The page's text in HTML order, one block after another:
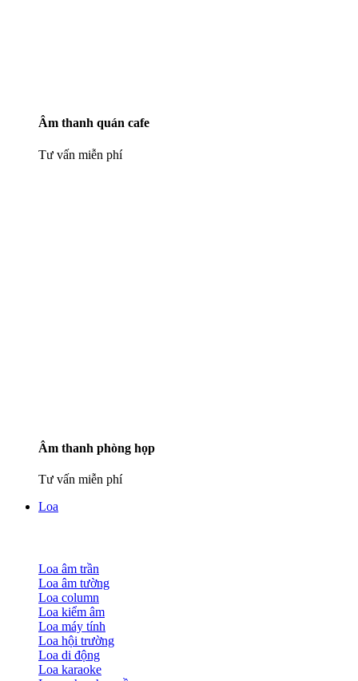
Âm thanh quán cafe
Tư vấn miễn phí
Âm thanh phòng họp
Tư vấn miễn phí
Loa
Loa âm trần
Loa âm tường
Loa column
Loa kiểm âm
Loa máy tính
Loa hội trường
Loa di động
Loa karaoke